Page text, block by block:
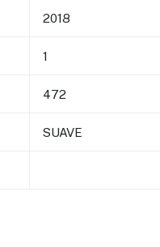
2018
1
472
SUAVE